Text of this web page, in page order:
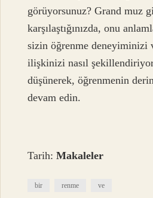
görüyorsunuz? Grand muz
karşılaştığınızda, onu
sizin öğrenme deneyiminizi
ilişkinizi nasıl
düşünerek, öğrenmenin
devam edin.
Tarih:Makaleler
bir renme ve